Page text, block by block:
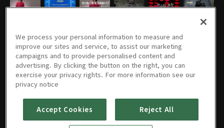
07/09/2026
07/08/2026
11분
07/07/2026
11분
07/02/202607/01/202606/30/202606/26/2026
We process your personal information to measure and
improve our sites and service, to assist our marketing
campaigns and to provide personalised content and
advertising. By clicking the button on the right, you can
exercise your privacy rights. For more information see our
privacy notice
Accept Cookies Reject All